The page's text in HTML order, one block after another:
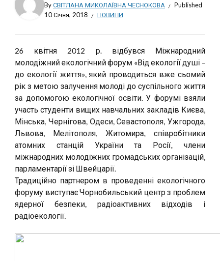
ByСВІТЛАНА МИКОЛАЇВНА ЧЕСНОКОВА
Published
10 Січня, 2018
НОВИНИ
26 квітня 2012 р. відбувся Міжнародний
молодіжний екологічний форум «Від екології душі –
до екології життя», який проводиться вже сьомий
рік з метою залучення молоді до суспільного життя
за допомогою екологічної освіти. У форумі взяли
участь студенти вищих навчальних закладів Києва,
Мінська, Чернігова, Одеси, Севастополя, Ужгорода,
Львова, Мелітополя, Житомира, співробітники
атомних станцій України та Росії, члени
міжнародних молодіжних громадських організацій,
парламентарії зі Швейцарії.
Традиційно партнером в проведенні екологічного
форуму виступає Чорнобильський центр з проблем
ядерної безпеки, радіоактивних відходів і
радіоекології.